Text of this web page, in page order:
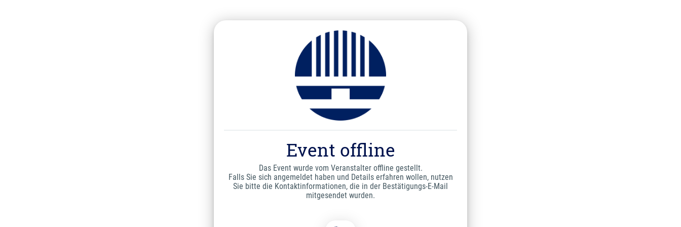
Event offline
Das Event wurde vom Veranstalter offline gestellt.
Falls Sie sich angemeldet haben und Details erfahren wollen, nutzen
Sie bitte die Kontaktinformationen, die in der Bestätigungs-E-Mail
mitgesendet wurden.